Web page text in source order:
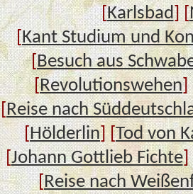
[Karlsbad] [
[Kant Studium und
[Besuch aus
[Revolutionswehen]
[Reise nach
[Hölderlin] [Tod von
[Johann Gottlieb Fichte]
[Reise nach